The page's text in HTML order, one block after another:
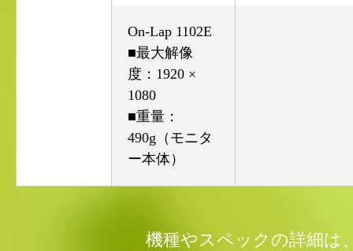
On-Lap 1102E
■最大解像
度：1920 ×
1080
■重量：
490g（モニタ
ー本体）
機種やスペックの詳細は